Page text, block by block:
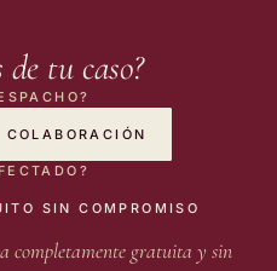
tu caso?
SIN COMPROMISO
completamente gratuita y sin